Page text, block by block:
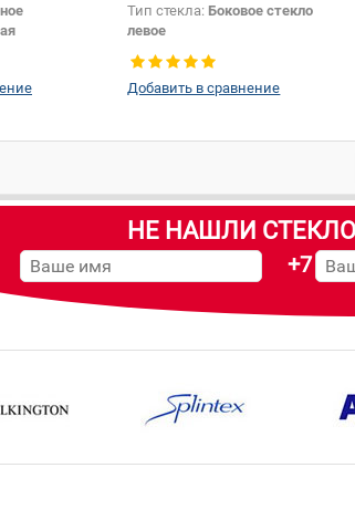
Тип стекла: Боковое стекло
левое
Добавить в сравнение
НЕ НАШЛИ
+7